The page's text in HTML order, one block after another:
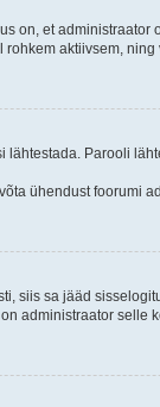
on, et
aktiivsem, ning
Parooli
ühendust foorumi
siis sa jääd
administraator selle